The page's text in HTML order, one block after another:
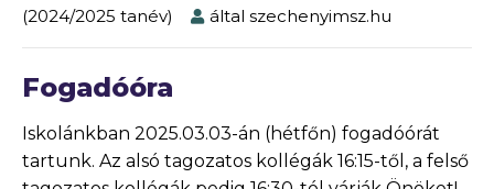
(2024/2025 tanév)
által szechenyimsz.hu
Fogadóóra
Iskolánkban 2025.03.03-án (hétfőn) fogadóórát
tartunk. Az alsó tagozatos kollégák 16:15-től, a felső